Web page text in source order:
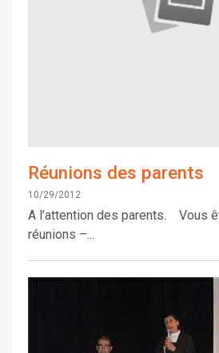
Réunions des parents
10/29/2012
A l’attention des parents. Vous
réunions –...